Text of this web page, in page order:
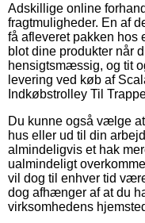
Adskillige online
fragtmuligheder. En af
få afleveret pakken hos
blot dine produkter når
hensigtsmæssig, og tit
levering ved køb af
Indkøbstrolley Til
Du kunne også vælge
hus eller ud til din
almindeligvis et hak
ualmindeligt
vil dog til enhver tid
dog afhænger af at du
virksomhedens